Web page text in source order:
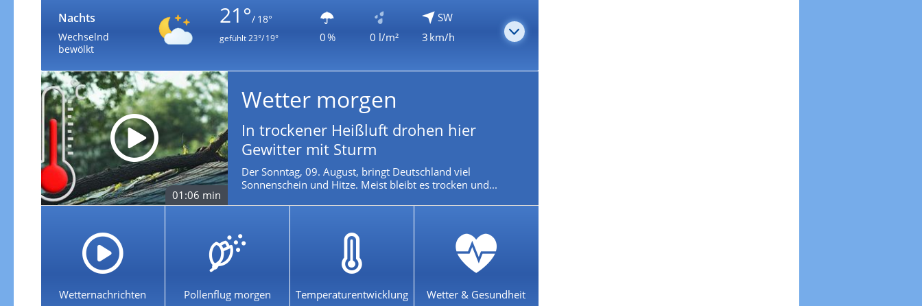
Nachts
Wechselnd
bewölkt
21°/ 18°
gefühlt23°/ 19° 0 % 0 l/m²
SW
3 km/h
01:06 min
Wetter morgen
In trockener Heißluft drohen hier
Gewitter mit Sturm
Der Sonntag, 09. August, bringt Deutschland viel
Sonnenschein und Hitze. Meist bleibt es trocken und...
Wetternachrichten Pollenflug morgen Temperaturentwicklung
Wetter & Gesundheit